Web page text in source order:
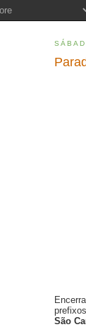
prefixos
São